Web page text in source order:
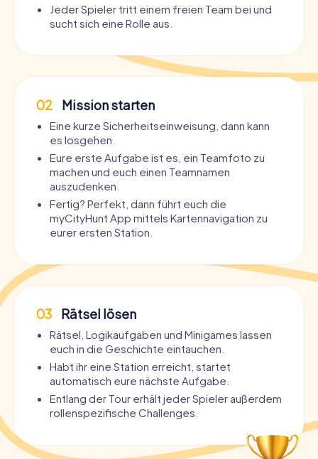
Jeder Spieler tritt einem freien Team bei und
sucht sich eine Rolle aus.
02 Mission starten
Eine kurze Sicherheitseinweisung, dann kann
es losgehen.
Eure erste Aufgabe ist es, ein Teamfoto zu
machen und euch einen Teamnamen
auszudenken.
Fertig? Perfekt, dann führt euch die
myCityHunt App mittels Kartennavigation zu
eurer ersten Station.
03 Rätsel lösen
Rätsel, Logikaufgaben und Minigames lassen
euch in die Geschichte eintauchen.
Habt ihr eine Station erreicht, startet
automatisch eure nächste Aufgabe.
Entlang der Tour erhält jeder Spieler außerdem
rollenspezifische Challenges.